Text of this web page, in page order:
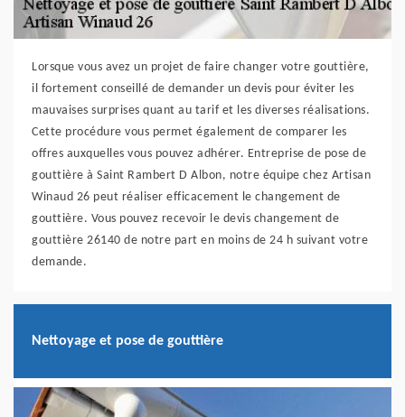
Lorsque vous avez un projet de faire changer votre gouttière,
il fortement conseillé de demander un devis pour éviter les
mauvaises surprises quant au tarif et les diverses réalisations.
Cette procédure vous permet également de comparer les
offres auxquelles vous pouvez adhérer. Entreprise de pose de
gouttière à Saint Rambert D Albon, notre équipe chez Artisan
Winaud 26 peut réaliser efficacement le changement de
gouttière. Vous pouvez recevoir le devis changement de
gouttière 26140 de notre part en moins de 24 h suivant votre
demande.
Nettoyage et pose de gouttière